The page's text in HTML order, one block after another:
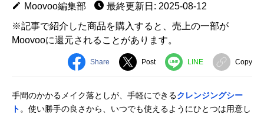
Moovoo編集部
最終更新日: 2025-08-12
※記事で紹介した商品を購入すると、売上の一部が
Moovooに還元されることがあります。
Share Post LINE Copy
手間のかかるメイク落としが、手軽にできるクレンジングシー
ト 。使い勝手の良さから、いつでも使えるようにひとつは用意し